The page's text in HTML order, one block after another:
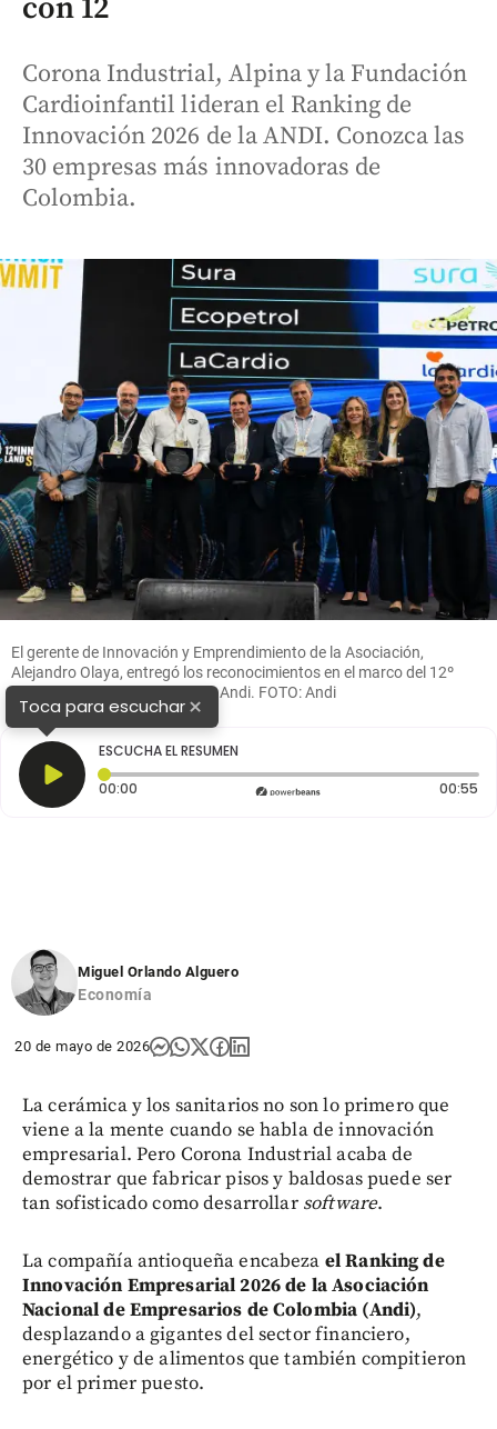
con 12
Corona Industrial, Alpina y la Fundación
Cardioinfantil lideran el Ranking de
Innovación 2026 de la ANDI. Conozca las
30 empresas más innovadoras de
Colombia.
El gerente de Innovación y Emprendimiento de la Asociación,
Alejandro Olaya, entregó los reconocimientos en el marco del 12º
Innovation Land Summit de la Andi. FOTO: Andi
Toca para escuchar×
ESCUCHA EL RESUMEN
00:00 Tiempo transcurrido: 0 segundos 00:55
Miguel Orlando Alguero
Economía
20 de mayo de 2026
La cerámica y los sanitarios no son lo primero que
viene a la mente cuando se habla de innovación
empresarial. Pero Corona Industrial acaba de
demostrar que fabricar pisos y baldosas puede ser
tan sofisticado como desarrollar software.
La compañía antioqueña encabeza el Ranking de
Innovación Empresarial 2026 de la Asociación
Nacional de Empresarios de Colombia (Andi),
desplazando a gigantes del sector financiero,
energético y de alimentos que también compitieron
por el primer puesto.